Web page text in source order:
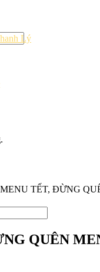
Lý
TẾT, ĐỪNG
QUÊN